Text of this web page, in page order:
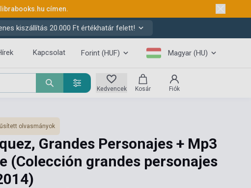
címen.
kiszállítás 20.000 Ft értékhatár felett!
Kapcsolat Forint (HUF) Magyar (HU)
Kedvencek Kosár Fiók
olvasmányok
Grandes Personajes + Mp3
(Colección grandes personajes